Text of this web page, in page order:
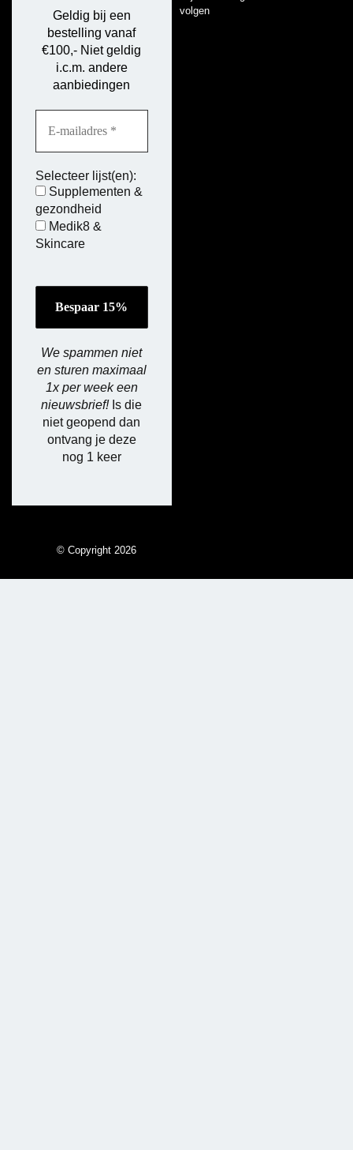
Geldig bij een
bestelling vanaf
€100,- Niet geldig
i.c.m. andere
aanbiedingen
Selecteer lijst(en):
Supplementen &
gezondheid
Medik8 &
Skincare
We spammen niet
en sturen maximaal
1x per week een
nieuwsbrief! Is die
niet geopend dan
ontvang je deze
nog 1 keer
volgen
© Copyright 2026